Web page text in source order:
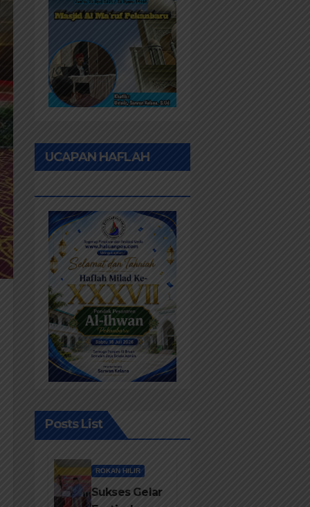
UCAPAN HAFLAH
Posts List
ROKAN HILIR
Sukses Gelar